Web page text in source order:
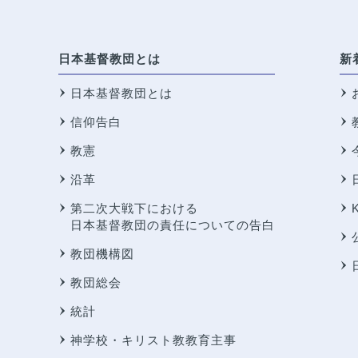
日本基督教団とは
日本基督教団とは
信仰告白
教憲
沿革
第二次大戦下における
日本基督教団の責任についての告白
教団機構図
教団総会
統計
神学校・キリスト教教育主事
新